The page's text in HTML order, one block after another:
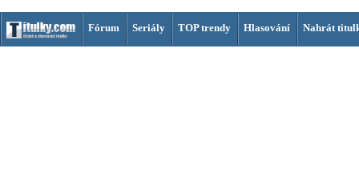
Fórum Seriály TOP trendy Hlasování Nahrát